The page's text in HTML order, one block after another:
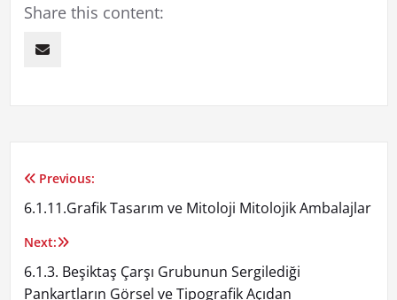
Share this content:
Yazı
gezinmesi
Previous:
6.1.11.Grafik Tasarım ve Mitoloji Mitolojik Ambalajlar
Next:
6.1.3. Beşiktaş Çarşı Grubunun Sergilediği
Pankartların Görsel ve Tipografik Açıdan